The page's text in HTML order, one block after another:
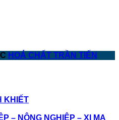
HOÁ CHẤT TRẦN TIẾN
KHIẾT
– NÔNG NGHIỆP – XI MẠ